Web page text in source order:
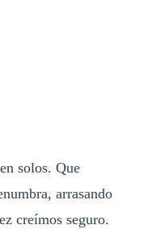
solos. Que
arrasando
creímos seguro.